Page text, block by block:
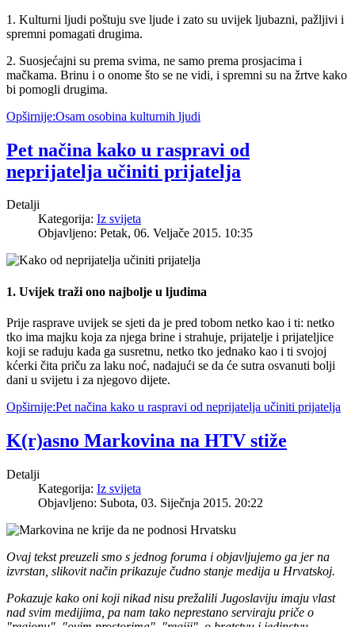
1. Kulturni ljudi poštuju sve ljude i zato su uvijek ljubazni, pažljivi i
spremni pomagati drugima.
2. Suosjećajni su prema svima, ne samo prema prosjacima i
mačkama. Brinu i o onome što se ne vidi, i spremni su na žrtve kako
bi pomogli drugima.
Opširnije:Osam osobina kulturnih ljudi
Pet načina kako u raspravi od
neprijatelja učiniti prijatelja
Detalji
Kategorija: Iz svijeta
Objavljeno: Petak, 06. Veljače 2015. 10:35
1. Uvijek traži ono najbolje u ljudima
Prije rasprave uvijek se sjeti da je pred tobom netko kao i ti: netko
tko ima majku koja za njega brine i strahuje, prijatelje i prijateljice
koji se raduju kada ga susretnu, netko tko jednako kao i ti svojoj
kćerki čita priču za laku noć, nadajući se da će sutra osvanuti bolji
dani u svijetu i za njegovo dijete.
Opširnije:Pet načina kako u raspravi od neprijatelja učiniti prijatelja
K(r)asno Markovina na HTV stiže
Detalji
Kategorija: Iz svijeta
Objavljeno: Subota, 03. Siječnja 2015. 20:22
Ovaj tekst preuzeli smo s jednog foruma i objavljujemo ga jer na
izvrstan, slikovit način prikazuje čudno stanje medija u Hrvatskoj.
Pokazuje kako oni koji nikad nisu prežalili Jugoslaviju imaju vlast
nad svim medijima, pa nam tako neprestano serviraju priče o